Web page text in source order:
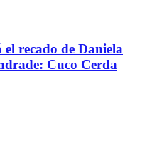
el recado de Daniela
Cuco Cerda